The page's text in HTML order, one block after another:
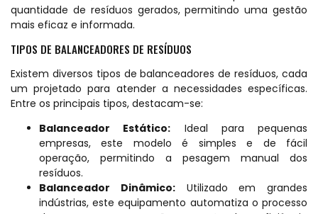
quantidade de resíduos gerados, permitindo uma gestão
mais eficaz e informada.
TIPOS DE BALANCEADORES DE RESÍDUOS
Existem diversos tipos de balanceadores de resíduos, cada
um projetado para atender a necessidades específicas.
Entre os principais tipos, destacam-se:
Balanceador Estático: Ideal para pequenas
empresas, este modelo é simples e de fácil
operação, permitindo a pesagem manual dos
resíduos.
Balanceador Dinâmico:Utilizado em grandes
indústrias, este equipamento automatiza o processo